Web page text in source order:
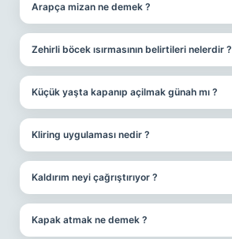
Arapça mizan ne demek ?
Zehirli böcek ısırmasının belirtileri nelerdir ?
Küçük yaşta kapanıp açilmak günah mı ?
Kliring uygulaması nedir ?
Kaldırım neyi çağrıştırıyor ?
Kapak atmak ne demek ?